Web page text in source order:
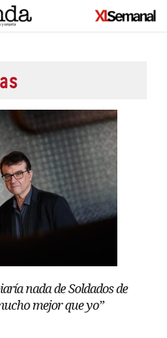
nada de Soldados de
mejor que yo”